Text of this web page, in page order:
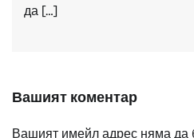
да […]
Вашият коментар
Вашият имейл адрес няма да